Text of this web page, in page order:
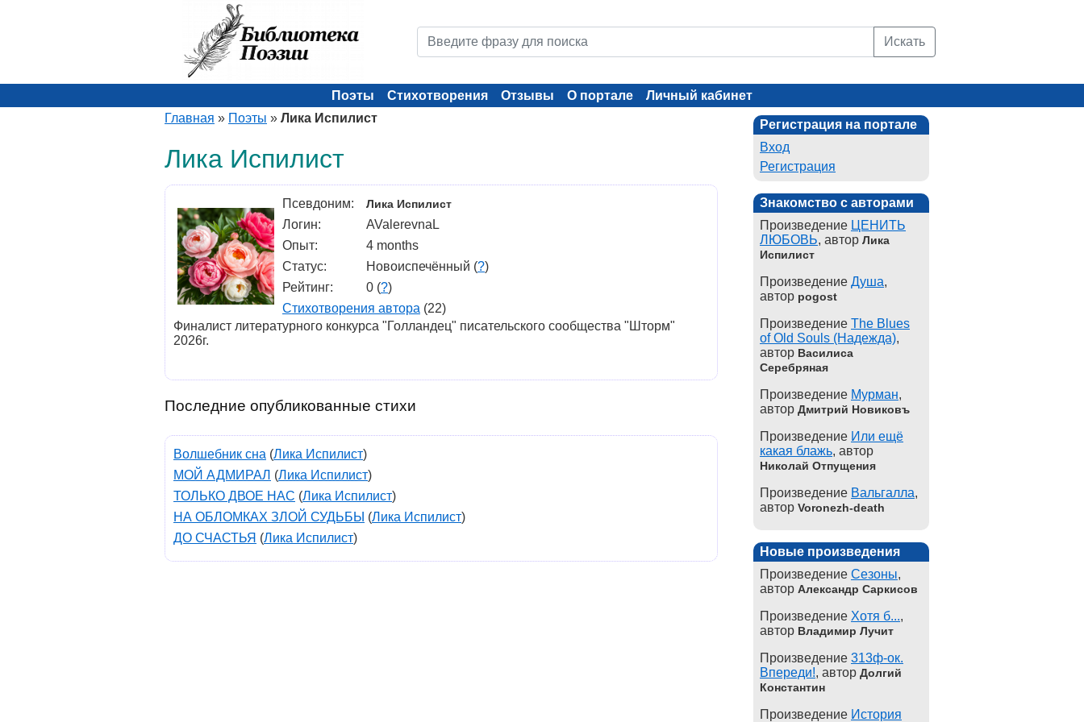
Искать
Поэты Стихотворения Отзывы О портале
Личный кабинет
Главная » Поэты » Лика Испилист
Лика Испилист
Псевдоним: Лика Испилист
Логин:
AValerevnaL
Опыт:
4 months
Статус:
Новоиспечённый (?)
Рейтинг:
0 (?)
Стихотворения автора (22)
Финалист литературного конкурса "Голландец" писательского сообщества "Шторм"
2026г.
Последние опубликованные стихи
Волшебник сна (Лика Испилист)
МОЙ АДМИРАЛ (Лика Испилист)
ТОЛЬКО ДВОЕ НАС (Лика Испилист)
НА ОБЛОМКАХ ЗЛОЙ СУДЬБЫ (Лика Испилист)
ДО СЧАСТЬЯ (Лика Испилист)
Регистрация на портале
Вход
Регистрация
Знакомство с авторами
Произведение ЦЕНИТЬ
ЛЮБОВЬ, автор Лика
Испилист
Произведение Душа,
автор pogost
Произведение The Blues
of Old Souls (Надежда),
автор Василиса
Серебряная
Произведение Мурман,
автор Дмитрий Новиковъ
Произведение Или ещё
какая блажь, автор
Николай Отпущения
Произведение Вальгалла,
автор Voronezh-death
Новые произведения
Произведение Сезоны,
автор Александр Саркисов
Произведение Хотя б...,
автор Владимир Лучит
Произведение 313ф-ок.
Впереди!, автор Долгий
Константин
Произведение История